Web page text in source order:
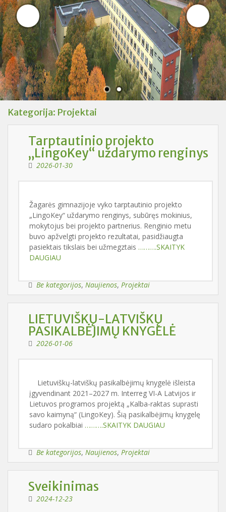
Kategorija: Projektai
Tarptautinio projekto
„LingoKey“ uždarymo renginys
2026-01-30
Žagarės gimnazijoje vyko tarptautinio projekto
„LingoKey“ uždarymo renginys, subūręs mokinius,
mokytojus bei projekto partnerius. Renginio metu
buvo apžvelgti projekto rezultatai, pasidžiaugta
pasiektais tikslais bei užmegztais ……….SKAITYK
DAUGIAU
Be kategorijos, Naujienos, Projektai
LIETUVIŠKŲ-LATVIŠKŲ
PASIKALBĖJIMŲ KNYGELĖ
2026-01-06
Lietuviškų-latviškų pasikalbėjimų knygelė išleista
įgyvendinant 2021–2027 m. Interreg VI-A Latvijos ir
Lietuvos programos projektą „Kalba-raktas suprasti
savo kaimyną“ (LingoKey). Šią pasikalbėjimų knygelę
sudaro pokalbiai ……….SKAITYK DAUGIAU
Be kategorijos, Naujienos, Projektai
Sveikinimas
2024-12-23